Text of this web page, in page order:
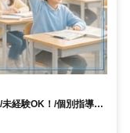
経験OK！/個別指導塾